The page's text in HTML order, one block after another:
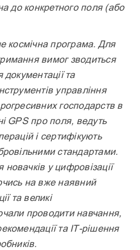
до конкретного поля (або
космічна програма. Для
вимог зводиться
та
управління
господарств в
GPS про поля, ведуть
і сертифікують
стандартами.
у цифровізації
на вже наявний
та великі
проводити навчання,
та ІТ-рішення